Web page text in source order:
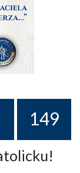
149